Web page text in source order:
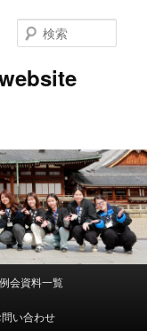
索
例会資料一覧
問い合わせ